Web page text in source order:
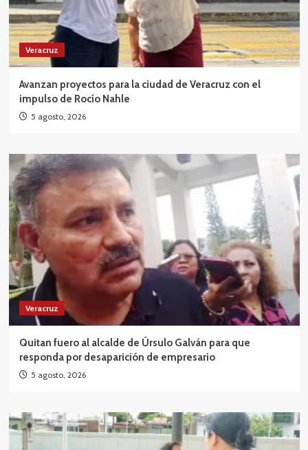
Veracruz
Avanzan proyectos para la ciudad de Veracruz con el
impulso de Rocío Nahle
5 agosto, 2026
Veracruz
Quitan fuero al alcalde de Úrsulo Galván para que
responda por desaparición de empresario
5 agosto, 2026